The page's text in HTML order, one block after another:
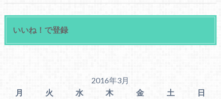
いいね！で登録
2016年3月
月
火 水 木 金 土
日